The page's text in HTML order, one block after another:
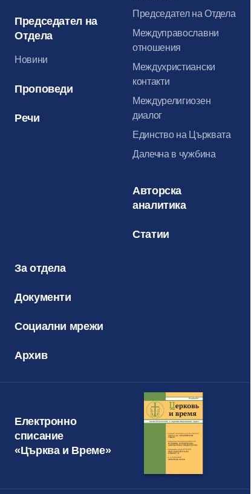
Председател на
Отдела
Новини
Проповеди
Речи
Председател на Отдела
Междуправославни
отношения
Междухристиански
контакти
Междурелигиозен
диалог
Единство на Църквата
Далечна в чужбина
Авторска
аналитика
Статии
За отдела
Документи
Социални мрежи
Архив
Електронно
списание
«Църква и Време»